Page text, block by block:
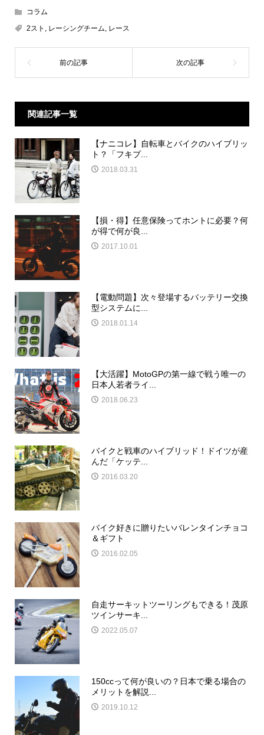
コラム
2スト
レーシングチーム レース
関連記事一覧
【ナニコレ】自転車とバイクのハイブリッ
ト？「フキプ...
2018.03.31
【損・得】任意保険ってホントに必要？何
が得で何が良...
2017.10.01
【電動問題】次々登場するバッテリー交換
型システムに...
2018.01.14
【大活躍】MotoGPの第一線で戦う唯一の
日本人若者ライ...
2018.06.23
バイクと戦車のハイブリッド！ドイツが産
んだ「ケッテ...
2016.03.20
バイク好きに贈りたいバレンタインチョコ
＆ギフト
2016.02.05
自走サーキットツーリングもできる！茂原
ツインサーキ...
2022.05.07
150ccって何が良いの？日本で乗る場合の
メリットを解説...
2019.10.12